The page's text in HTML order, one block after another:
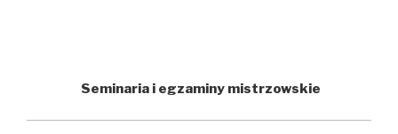
Seminaria i egzaminy mistrzowskie